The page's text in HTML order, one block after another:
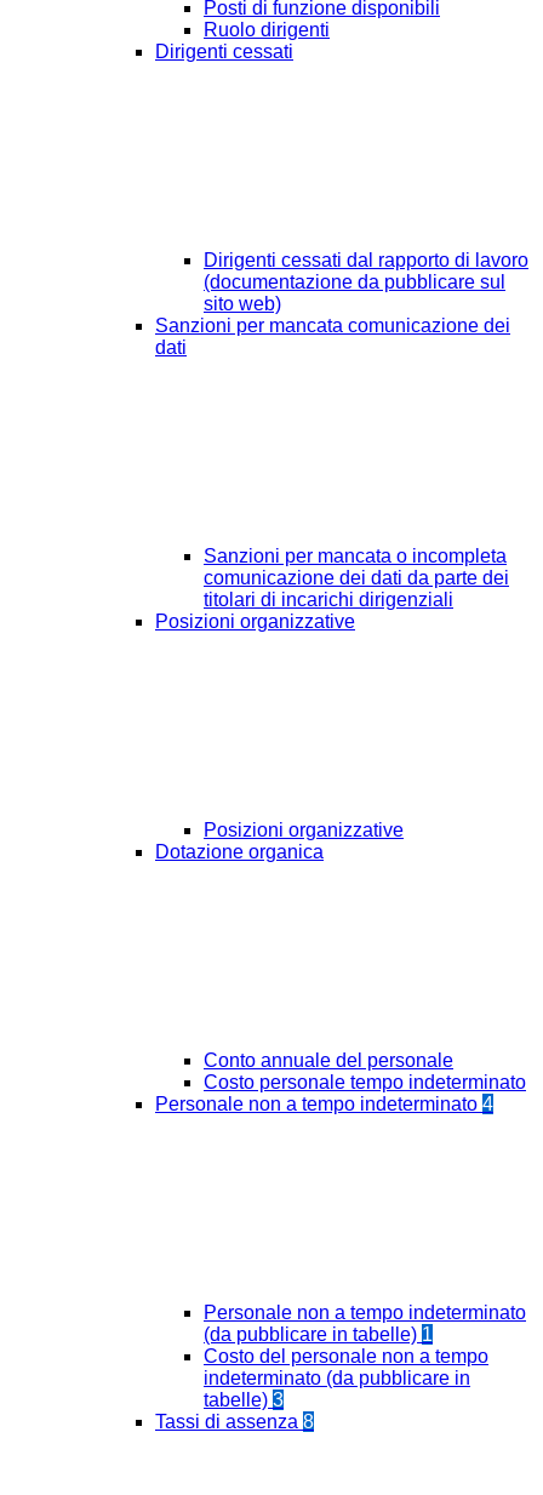
Posti di funzione disponibili
Ruolo dirigenti
Dirigenti cessati
Dirigenti cessati dal rapporto di lavoro
(documentazione da pubblicare sul
sito web)
Sanzioni per mancata comunicazione dei
dati
Sanzioni per mancata o incompleta
comunicazione dei dati da parte dei
titolari di incarichi dirigenziali
Posizioni organizzative
Posizioni organizzative
Dotazione organica
Conto annuale del personale
Costo personale tempo indeterminato
Personale non a tempo indeterminato 4
Personale non a tempo indeterminato
(da pubblicare in tabelle) 1
Costo del personale non a tempo
indeterminato (da pubblicare in
tabelle) 3
Tassi di assenza 8